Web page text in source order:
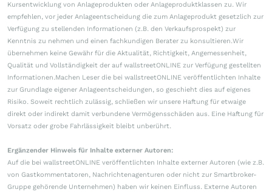
Kursentwicklung von Anlageprodukten oder Anlageproduktklassen zu. Wir
empfehlen, vor jeder Anlageentscheidung die zum Anlageprodukt gesetzlich zur
Verfügung zu stellenden Informationen (z.B. den Verkaufsprospekt) zur
Kenntnis zu nehmen und einen fachkundigen Berater zu konsultieren.Wir
übernehmen keine Gewähr für die Aktualität, Richtigkeit, Angemessenheit,
Qualität und Vollständigkeit der auf wallstreetONLINE zur Verfügung gestellten
Informationen.Machen Leser die bei wallstreetONLINE veröffentlichten Inhalte
zur Grundlage eigener Anlageentscheidungen, so geschieht dies auf eigenes
Risiko. Soweit rechtlich zulässig, schließen wir unsere Haftung für etwaige
direkt oder indirekt damit verbundene Vermögensschäden aus. Eine Haftung für
Vorsatz oder grobe Fahrlässigkeit bleibt unberührt.
Ergänzender Hinweis für Inhalte externer Autoren:
Auf die bei wallstreetONLINE veröffentlichten Inhalte externer Autoren (wie z.B.
von Gastkommentatoren, Nachrichtenagenturen oder nicht zur Smartbroker-
Gruppe gehörende Unternehmen) haben wir keinen Einfluss. Externe Autoren